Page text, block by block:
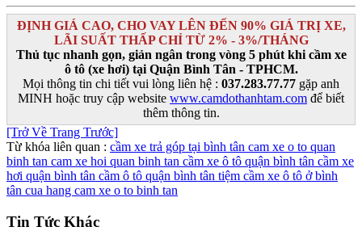
ĐỊNH GIÁ CAO, CHO VAY LÊN ĐẾN 90% GIÁ TRỊ XE,
LÃI SUẤT THẤP CHỈ TỪ 2% - 3%/THÁNG
Thủ tục nhanh gọn, giản ngân trong vòng 5 phút khi cầm xe
ô tô (xe hơi) tại Quận Bình Tân - TPHCM.
Mọi thông tin chi tiết vui lòng liên hệ : 037.283.77.77 gặp anh
MINH hoặc truy cập website www.camdothanhtam.com để biết
thêm thông tin.
[Trở Về Trang Trước]
Từ khóa liên quan : cầm xe trả góp tại bình tân cam xe o to quan
binh tan cam xe hoi quan binh tan cầm xe ô tô quận bình tân cầm xe
hơi quận bình tân cầm ô tô quận bình tân tiệm cầm xe ô tô ở bình
tân cua hang cam xe o to binh tan
Tin Tức Khác